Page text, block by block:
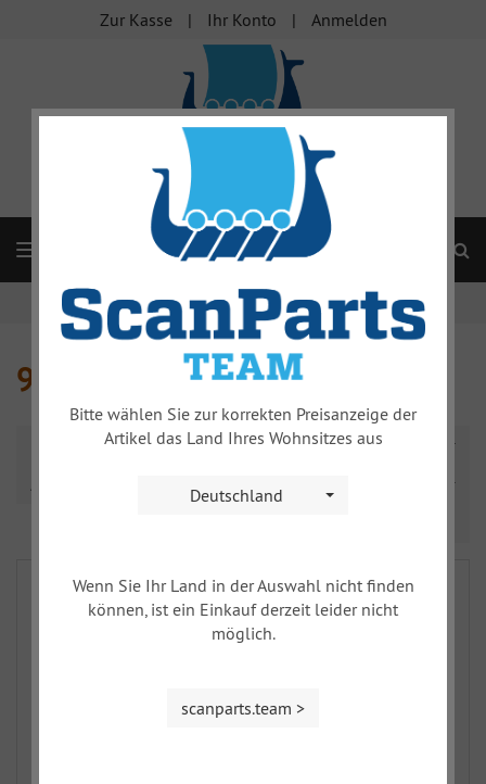
Zur Kasse Ihr Konto Anmelden
Startseite
Kraftübertragung 9-5
9-5
Name absteigend
Alle Hersteller
Bitte wählen Sie zur korrekten Preisanzeige der
Artikel das Land Ihres Wohnsitzes aus
Deutschland
Wenn Sie Ihr Land in der Auswahl nicht finden
können, ist ein Einkauf derzeit leider nicht
möglich.
scanparts.team >